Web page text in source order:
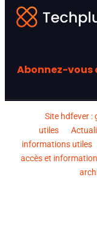
Abonnez-vous
Site hdfever :
utiles
informations utiles
accès et